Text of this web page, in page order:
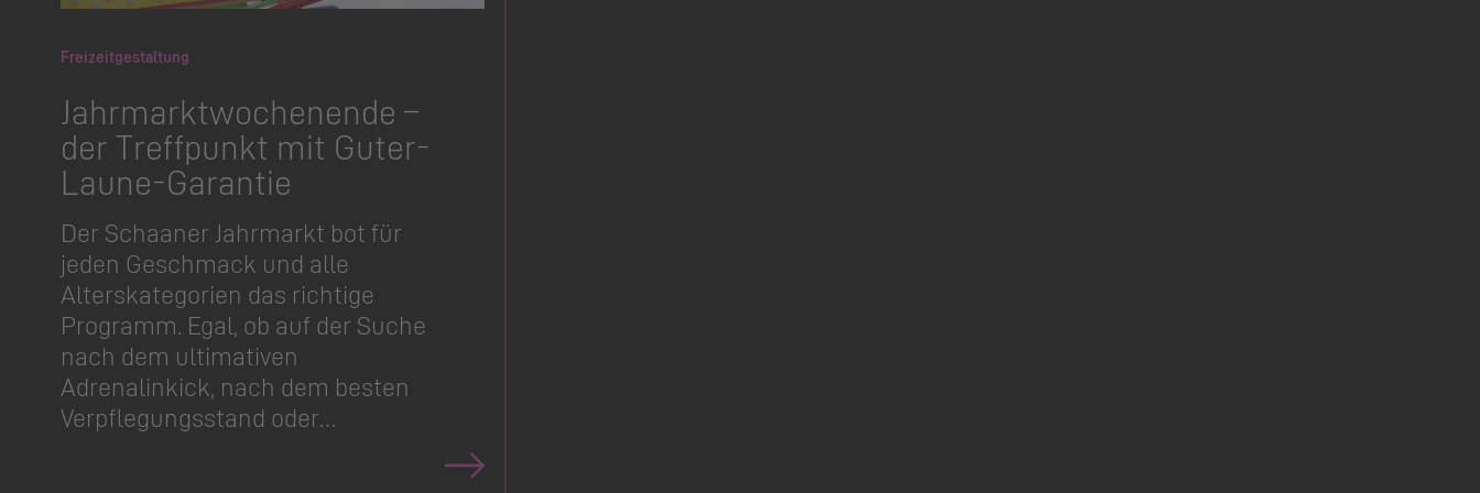
Freizeitgestaltung
Jahrmarkt­wo­chenende –
der Treffpunkt mit Guter-
Laune-Garantie
Der Schaaner Jahrmarkt bot für
jeden Geschmack und alle
Alterska­tegorien das richtige
Programm. Egal, ob auf der Suche
nach dem ultimativen
Adrenalinkick, nach dem besten
Verpflegungsstand oder…